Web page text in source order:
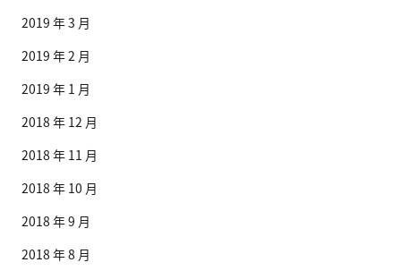
2019 年 3 月
2019 年 2 月
2019 年 1 月
2018 年 12 月
2018 年 11 月
2018 年 10 月
2018 年 9 月
2018 年 8 月